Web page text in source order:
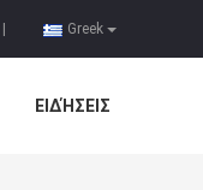
Greek
ΕΙΔΉΣΕΙΣ